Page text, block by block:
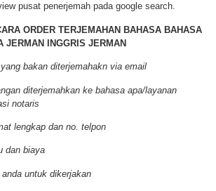
pusat penerjemah pada google search.
ORDER TERJEMAHAN BAHASA BAHASA
JERMAN INGGRIS JERMAN
bakan diterjemahakn via email
diterjemahkan ke bahasa apa/layanan
notaris
lengkap dan no. telpon
dan biaya
anda untuk dikerjakan